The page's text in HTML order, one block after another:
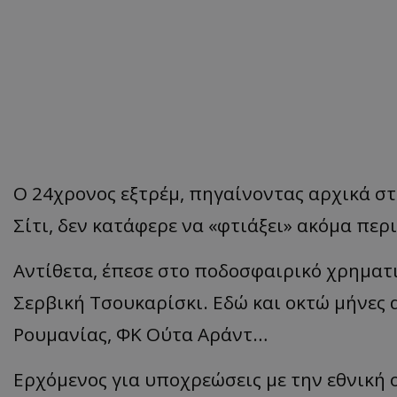
Ο 24χρονος εξτρέμ, πηγαίνοντας αρχικά
Σίτι, δεν κατάφερε να «φτιάξει» ακόμα
Αντίθετα, έπεσε στο ποδοσφαιρικό
Σερβική Τσουκαρίσκι. Εδώ και οκτώ μήνες
Ρουμανίας, ΦΚ Ούτα Αράντ…
Ερχόμενος για υποχρεώσεις με την